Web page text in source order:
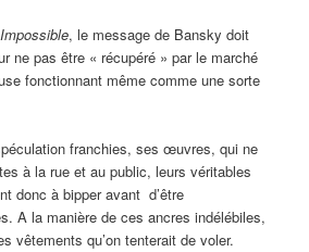
, le message de Bansky doit
ne pas être « récupéré » par le marché
fonctionnant même comme une sorte
franchies, ses œuvres, qui ne
à la rue et au public, leurs véritables
donc à bipper avant d’être
A la manière de ces ancres indélébiles,
vêtements qu’on tenterait de voler.